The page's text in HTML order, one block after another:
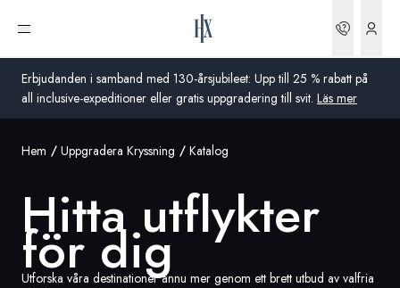
Erbjudanden i samband med 130-årsjubileet: Upp till 25 % rabatt på
all inclusive-expeditioner eller gratis uppgradering till svit. Läs mer
Öppna meny
Storbritannien
USA
Global
Hem Uppgradera Kryssning Katalog
Hitta utflykter
för dig
Utforska våra destinationer ännu mer genom ett brett utbud av valfria